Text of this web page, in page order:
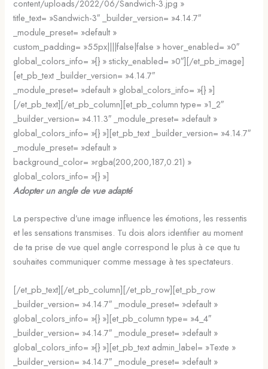
content/uploads/2022/06/Sandwich-3.jpg »
title_text= »Sandwich-3″ _builder_version= »4.14.7″
_module_preset= »default »
custom_padding= »55px||||false|false » hover_enabled= »0″
global_colors_info= »{} » sticky_enabled= »0″][/et_pb_image]
[et_pb_text _builder_version= »4.14.7″
_module_preset= »default » global_colors_info= »{} »]
[/et_pb_text][/et_pb_column][et_pb_column type= »1_2″
_builder_version= »4.11.3″ _module_preset= »default »
global_colors_info= »{} »][et_pb_text _builder_version= »4.14.7″
_module_preset= »default »
background_color= »rgba(200,200,187,0.21) »
global_colors_info= »{} »]
Adopter un angle de vue adapté
La perspective d’une image influence les émotions, les ressentis
et les sensations transmises. Tu dois alors identifier au moment
de ta prise de vue quel angle correspond le plus à ce que tu
souhaites communiquer comme message à tes spectateurs.
[/et_pb_text][/et_pb_column][/et_pb_row][et_pb_row
_builder_version= »4.14.7″ _module_preset= »default »
global_colors_info= »{} »][et_pb_column type= »4_4″
_builder_version= »4.14.7″ _module_preset= »default »
global_colors_info= »{} »][et_pb_text admin_label= »Texte »
_builder_version= »4.14.7″ _module_preset= »default »